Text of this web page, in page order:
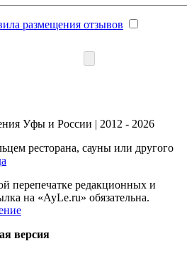
размещения отзывов
Уфы и России | 2012 - 2026
ресторана, сауны или другого
перепечатке редакционных и
на «AyLe.ru» обязательна.
версия